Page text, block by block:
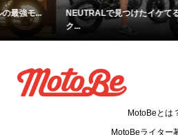
NEUTRALで見つけたイケてるバイ
ク...
【
MotoBeとは
MotoBeライター